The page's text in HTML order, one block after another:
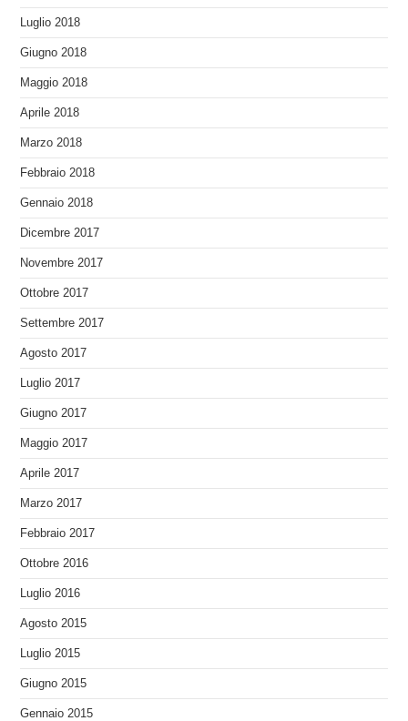
Luglio 2018
Giugno 2018
Maggio 2018
Aprile 2018
Marzo 2018
Febbraio 2018
Gennaio 2018
Dicembre 2017
Novembre 2017
Ottobre 2017
Settembre 2017
Agosto 2017
Luglio 2017
Giugno 2017
Maggio 2017
Aprile 2017
Marzo 2017
Febbraio 2017
Ottobre 2016
Luglio 2016
Agosto 2015
Luglio 2015
Giugno 2015
Gennaio 2015